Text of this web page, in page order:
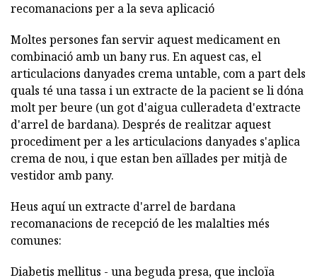
recomanacions per a la seva aplicació
Moltes persones fan servir aquest medicament en
combinació amb un bany rus. En aquest cas, el
articulacions danyades crema untable, com a part dels
quals té una tassa i un extracte de la pacient se li dóna
molt per beure (un got d'aigua culleradeta d'extracte
d'arrel de bardana). Després de realitzar aquest
procediment per a les articulacions danyades s'aplica
crema de nou, i que estan ben aïllades per mitjà de
vestidor amb pany.
Heus aquí un extracte d'arrel de bardana
recomanacions de recepció de les malalties més
comunes:
Diabetis mellitus - una beguda presa, que incloïa